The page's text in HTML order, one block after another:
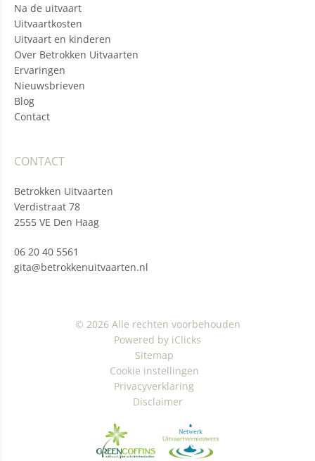
Na de uitvaart
Uitvaartkosten
Uitvaart en kinderen
Over Betrokken Uitvaarten
Ervaringen
Nieuwsbrieven
Blog
Contact
CONTACT
Betrokken Uitvaarten
Verdistraat 78
2555 VE Den Haag
06 20 40 5561
gita@betrokkenuitvaarten.nl
© 2026 Alle rechten voorbehouden
Powered by iClicks
Sitemap
Cookie instellingen
Privacyverklaring
Disclaimer